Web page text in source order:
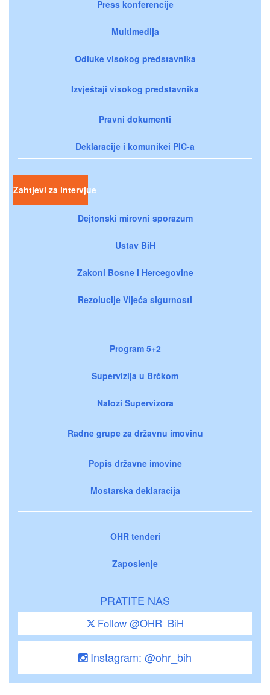
Press konferencije
Multimedija
Odluke visokog predstavnika
Izvještaji visokog predstavnika
Pravni dokumenti
Deklaracije i komunikei PIC-a
Zahtjevi za intervjue
Dejtonski mirovni sporazum
Ustav BiH
Zakoni Bosne i Hercegovine
Rezolucije Vijeća sigurnosti
Program 5+2
Supervizija u Brčkom
Nalozi Supervizora
Radne grupe za državnu imovinu
Popis državne imovine
Mostarska deklaracija
OHR tenderi
Zaposlenje
PRATITE NAS
Follow @OHR_BiH
Instagram: @ohr_bih